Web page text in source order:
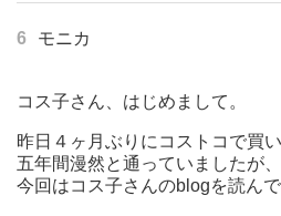
6 モニカ
コス子さん、はじめまして。
昨日４ヶ月ぶりにコストコで買
五年間漫然と通っていましたが、
今回はコス子さんのblogを読ん